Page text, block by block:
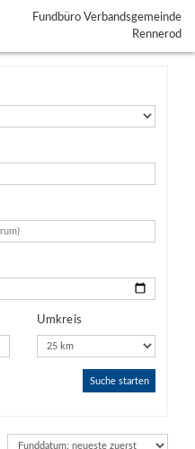
Fundbüro Verbandsgemeinde
Rennerod
Umkreis
Suche starten
Sortierung